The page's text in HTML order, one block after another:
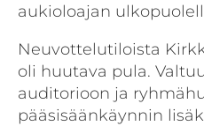
aukioloajan
Neuvottelutiloista
oli huutava pula.
auditorioon ja
pääsisäänkäynnin